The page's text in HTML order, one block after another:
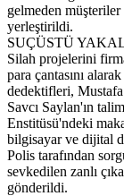
gelmeden müşteriler
yerleştirildi.
SUÇÜSTÜ
Silah projelerini
para çantasını
dedektifleri, Mustafa
Savcı Saylan'ın
Enstitüsü'ndeki
bilgisayar ve dijital
Polis tarafından
sevkedilen zanlı
gönderildi.